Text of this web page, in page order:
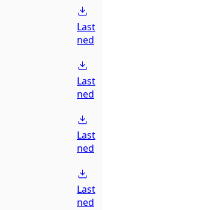
Last
ned
Last
ned
Last
ned
Last
ned